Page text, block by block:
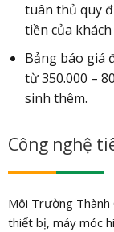
tuân thủ quy
tiền của
Bảng báo giá
từ 350.000 –
sinh thêm.
Công nghệ
Môi Trường Thành
thiết bị, máy móc